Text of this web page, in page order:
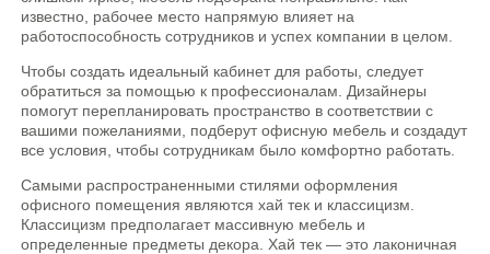
известно, рабочее место напрямую влияет на
работоспособность сотрудников и успех компании в целом.
Чтобы создать идеальный кабинет для работы, следует
обратиться за помощью к профессионалам. Дизайнеры
помогут перепланировать пространство в соответствии с
вашими пожеланиями, подберут офисную мебель и создадут
все условия, чтобы сотрудникам было комфортно работать.
Самыми распространенными стилями оформления
офисного помещения являются хай тек и классицизм.
Классицизм предполагает массивную мебель и
определенные предметы декора. Хай тек — это лаконичная